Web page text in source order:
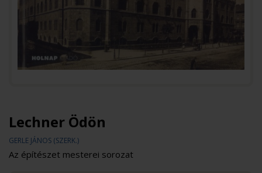
Lechner Ödön
GERLE JÁNOS (SZERK.)
Az építészet mesterei sorozat